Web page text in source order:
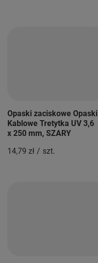
Opaski zaciskowe Opaski
Kablowe Tretytka UV 3,6
x 250 mm, SZARY
14,79 zł / szt.